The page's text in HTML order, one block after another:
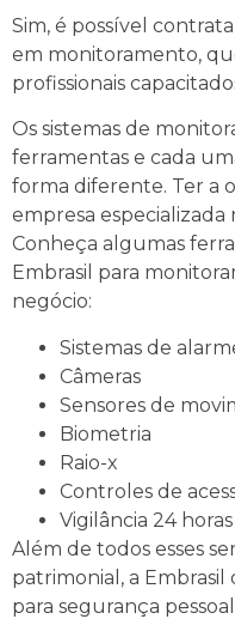
Sim, é possível
em monitoramento,
profissionais
Os sistemas de
ferramentas e cada
forma diferente. Ter a
empresa especializada
Conheça algumas
Embrasil para
negócio:
Sistemas de
Câmeras
Sensores de
Biometria
Raio-x
Controles de
Vigilância 24 horas
Além de todos esses
patrimonial, a
para segurança